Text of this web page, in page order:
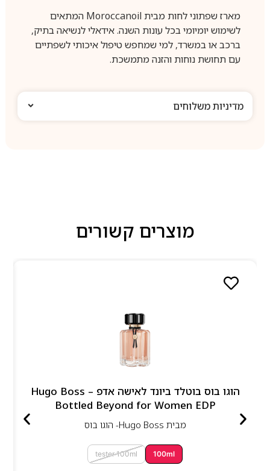
מארז שפתוני לחות מבית Moroccanoil המתאים
לשימוש יומיומי בכל עונות השנה. אידאלי לנשיאה בתיק,
ברכב או במשרד, למי שמחפש טיפול איכותי לשפתיים
עם תחושת נוחות והזנה מתמשכת.
מדיניות משלוחים
מוצרים קשורים
הוגו בוס בוטלד ביונד לאישה אדפ – Hugo Boss
Bottled Beyond for Women EDP
מבית Hugo Boss- הוגו בוס
100ml
tester 100ml